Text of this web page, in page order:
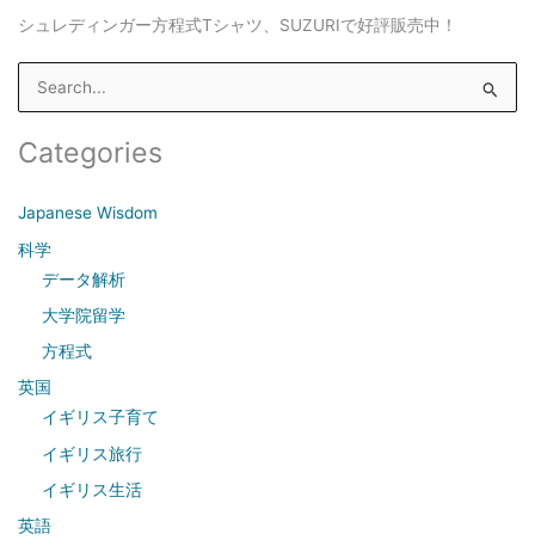
シュレディンガー方程式Tシャツ、SUZURIで好評販売中！
e
a
c
Categories
Japanese Wisdom
科学
データ解析
大学院留学
方程式
英国
イギリス子育て
イギリス旅行
イギリス生活
英語